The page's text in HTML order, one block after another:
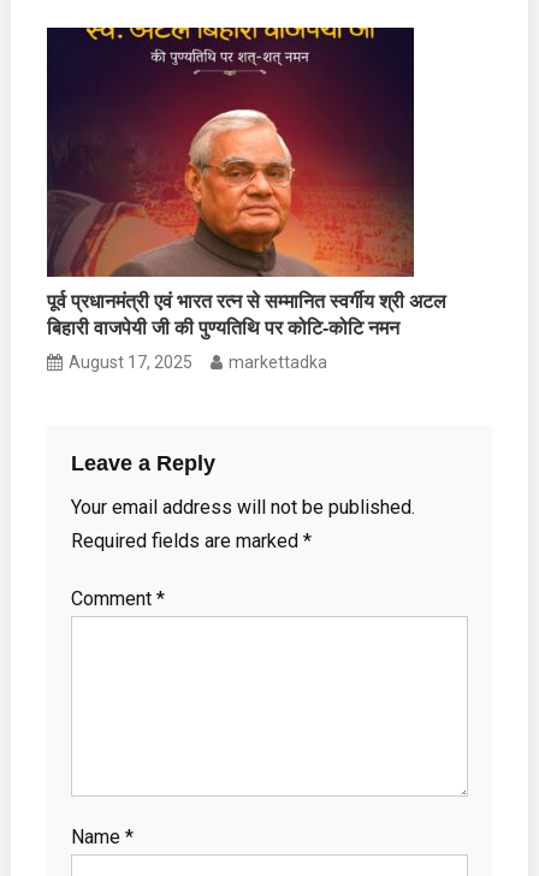
पूर्व प्रधानमंत्री एवं भारत रत्न से सम्मानित स्वर्गीय श्री अटल
बिहारी वाजपेयी जी की पुण्यतिथि पर कोटि-कोटि नमन
August 17, 2025 markettadka
Leave a Reply
Your email address will not be published.
Required fields are marked *
Comment *
Name *